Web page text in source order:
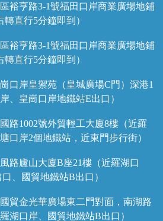
裕亨路3-1號福田口岸商業廣場地鋪
直行5分鐘即到）
裕亨路3-1號福田口岸商業廣場地鋪
直行5分鐘即到）
口岸皇禦苑（皇城廣場C門）深港1
、皇崗口岸地鐵站E出口）
路1002號外貿輕工大廈8樓（近羅
口岸2個地鐵站，近東門步行街）
路廬山大廈B座21樓（近羅湖口
、國貿地鐵站B出口）
貿金光華廣場東二門對面，南湖路
湖口岸、國貿地鐵站B出口）